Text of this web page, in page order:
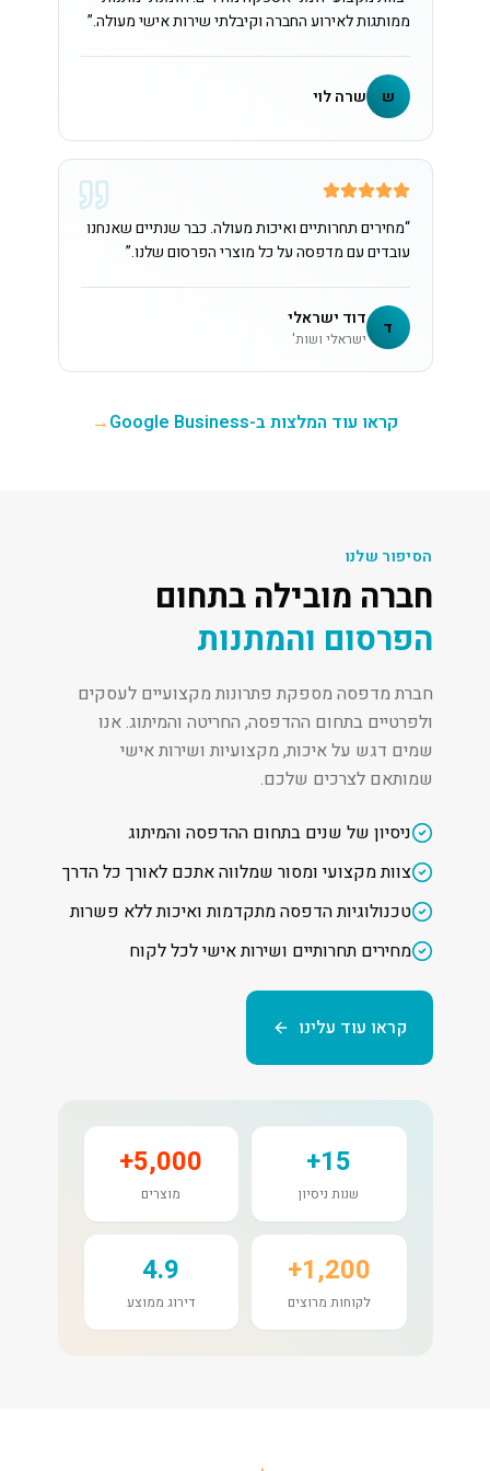
ממותגות לאירוע החברה וקיבלתי שירות אישי מעולה.”
ש שרה לוי
“מחירים תחרותיים ואיכות מעולה. כבר שנתיים שאנחנו
עובדים עם מדפסה על כל מוצרי הפרסום שלנו.”
ד דוד ישראלי
ישראלי ושות'
קראו עוד המלצות ב-Google Business →
הסיפור שלנו
חברה מובילה בתחום
הפרסום והמתנות
חברת מדפסה מספקת פתרונות מקצועיים לעסקים
ולפרטיים בתחום ההדפסה, החריטה והמיתוג. אנו
שמים דגש על איכות, מקצועיות ושירות אישי
שמותאם לצרכים שלכם.
ניסיון של שנים בתחום ההדפסה והמיתוג
צוות מקצועי ומסור שמלווה אתכם לאורך כל הדרך
טכנולוגיות הדפסה מתקדמות ואיכות ללא פשרות
מחירים תחרותיים ושירות אישי לכל לקוח
קראו עוד עלינו
15+
שנות ניסיון
5,000+
מוצרים
1,200+
לקוחות מרוצים
4.9
דירוג ממוצע